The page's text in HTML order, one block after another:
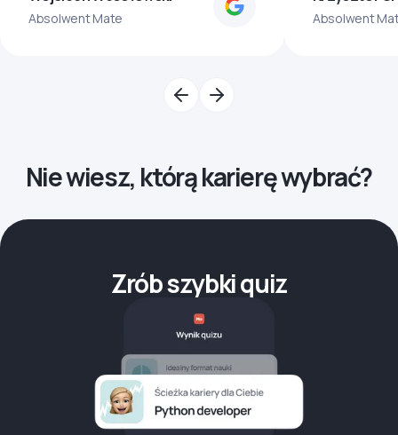
Absolwent Mate Absolwent
Nie wiesz, którą karierę wybrać?
Zrób szybki quiz